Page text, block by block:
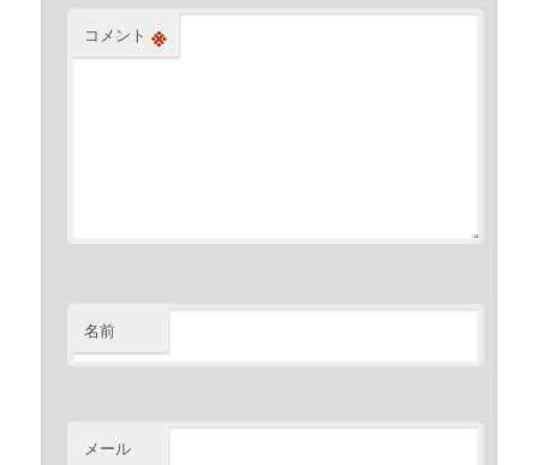
コメント ※
名前
メール